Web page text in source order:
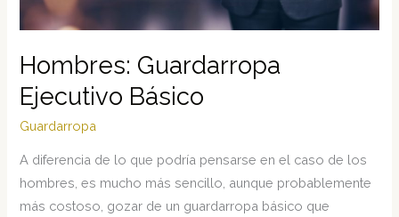
Hombres: Guardarropa
Ejecutivo Básico
Guardarropa
A diferencia de lo que podría pensarse en el caso de los
hombres, es mucho más sencillo, aunque probablemente
más costoso, gozar de un guardarropa básico que